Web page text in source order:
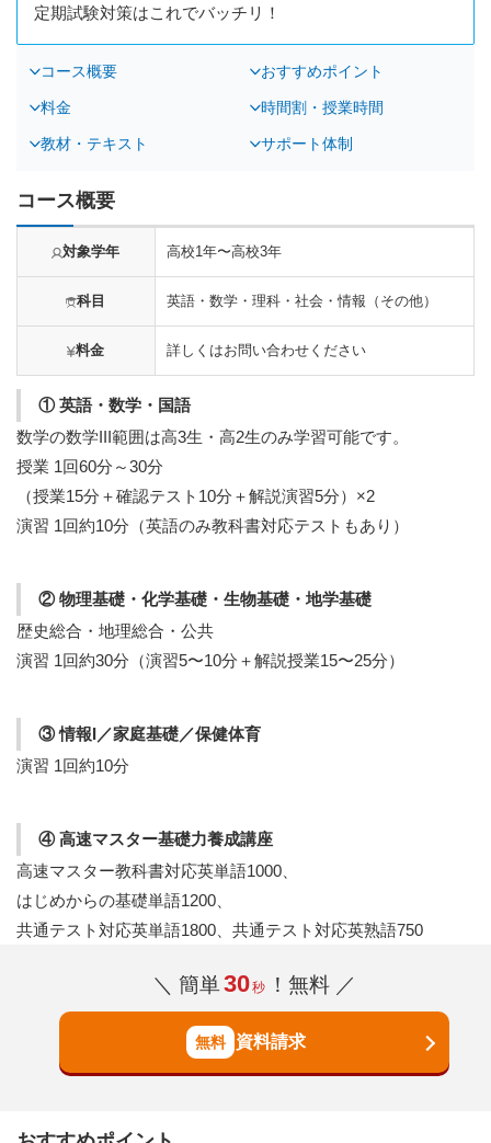
定期試験対策はこれでバッチリ！
コース概要 おすすめポイント
料金 時間割・授業時間
教材・テキスト サポート体制
コース概要
対象学年 高校1年〜高校3年
科目 英語・数学・理科・社会・情報（その他）
料金 詳しくはお問い合わせください
① 英語・数学・国語
数学の数学III範囲は高3生・高2生のみ学習可能です。
授業 1回60分～30分
（授業15分＋確認テスト10分＋解説演習5分）×2
演習 1回約10分（英語のみ教科書対応テストもあり）
② 物理基礎・化学基礎・生物基礎・地学基礎
歴史総合・地理総合・公共
演習 1回約30分（演習5〜10分＋解説授業15〜25分）
③ 情報I／家庭基礎／保健体育
演習 1回約10分
④ 高速マスター基礎力養成講座
高速マスター教科書対応英単語1000、
はじめからの基礎単語1200、
共通テスト対応英単語1800、共通テスト対応英熟語750
＼ 簡単30秒 ！無料 ／
資料請求